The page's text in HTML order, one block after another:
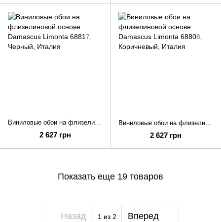
Виниловые обои на флизелиновой основе Damascus Limonta 68817
2 627 грн
Виниловые обои на флизелиновой основе Damascus Limonta 68808
2 627 грн
Показать еще 19 товаров
Назад 1 из 2 Вперед